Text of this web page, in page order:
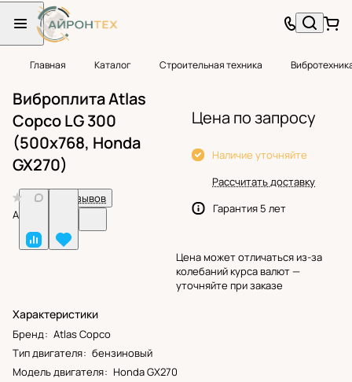
Главная Каталог Строительная техника
Виброплита Atlas
Copco LG 300
(500x768, Honda
GX270)
Нет отзывов
Арт.
Характеристики
Бренд: Atlas Copco
Тип двигателя: бензиновый
Модель двигателя: Honda GX270
Цена по запросу
Наличие уточняйте
Рассчитать доставку
Гарантия 5 лет
Цена может отличаться из-за
колебаний курса валют —
уточняйте при заказе